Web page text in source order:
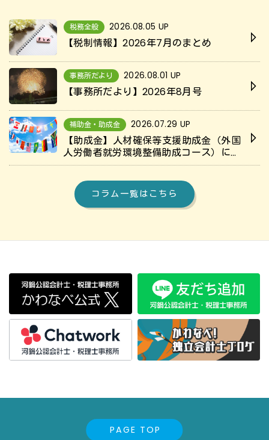
税務全般 2026.08.05 UP
【税制情報】2026年7月のまとめ
事務所だより 2026.08.01 UP
【事務所だより】2026年8月号
補助金・助成金 2026.07.29 UP
【助成金】人材確保等支援助成金（外国
人労働者就労環境整備助成コース）につ
いて解説
コラム一覧はこちら
PAGE TOP